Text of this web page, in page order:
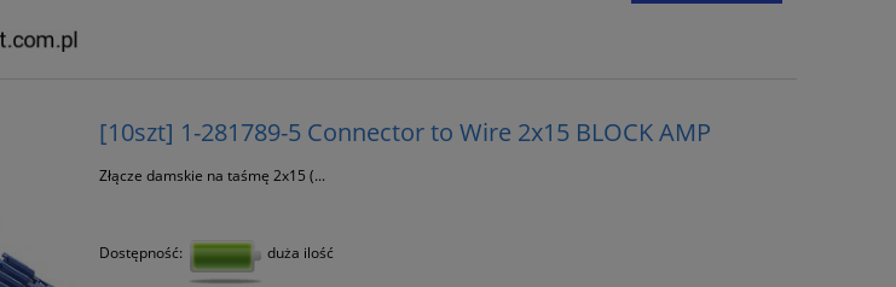
[10szt] 1-281789-5 Connector to Wire 2x15 BLOCK AMP
Złącze damskie na taśmę 2x15 (...
Dostępność: duża ilość